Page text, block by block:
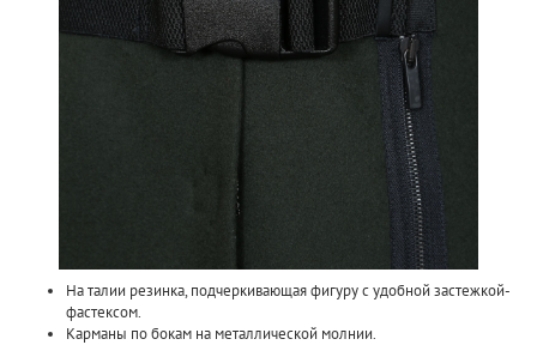
На талии резинка, подчеркивающая фигуру с удобной застежкой-
фастексом.
Карманы по бокам на металлической молнии.